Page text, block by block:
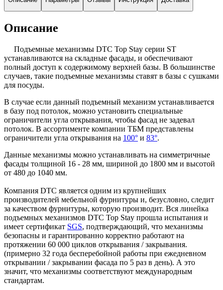
Описание
Подъемные механизмы DTC Top Stay серии ST
устанавливаются на складные фасады, и обеспечивают
полный доступ к содержимому верхней базы. В большинстве
случаев, такие подъемные механизмы ставят в базы с сушками
для посуды.
В случае если данный подъемный механизм устанавливается
в базу под потолок, можно установить специальные
ограничители угла открывания, чтобы фасад не задевал
потолок. В ассортименте компании ТБМ представлены
ограничители угла открывания на 100° и 83°.
Данные механизмы можно устанавливать на симметричные
фасады толщиной 16 - 28 мм, шириной до 1800 мм и высотой
от 480 до 1040 мм.
Компания DTC является одним из крупнейших
производителей мебельной фурнитуры и, безусловно, следит
за качеством фурнитуры, которую производит. Вся линейка
подъемных механизмов DTC Top Stay прошла испытания и
имеет сертификат SGS, подтверждающий, что механизмы
безопасны и гарантированно корректно работают на
протяжении 60 000 циклов открывания / закрывания.
(примерно 32 года бесперебойной работы при ежедневном
открывании / закрывании фасада по 5 раз в день). А это
значит, что механизмы соответствуют международным
стандартам.